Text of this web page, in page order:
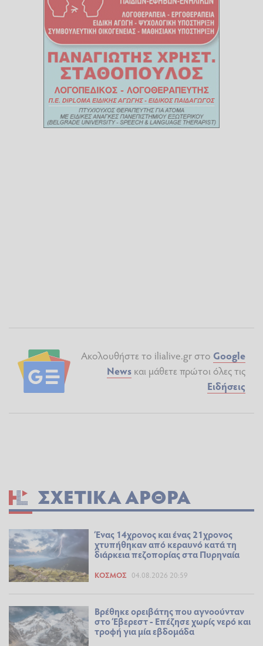
Ακολουθήστε το ilialive.gr στο Google
News και μάθετε πρώτοι όλες τις
Ειδήσεις
ΣΧΕΤΙΚΆ ΆΡΘΡΑ
Ένας 14χρονος και ένας 21χρονος
χτυπήθηκαν από κεραυνό κατά τη
διάρκεια πεζοπορίας στα Πυρηναία
ΚΌΣΜΟΣ 04.08.2026 20:59
Βρέθηκε ορειβάτης που αγνοούνταν
στο Έβερεστ - Επέζησε χωρίς νερό και
τροφή για μία εβδομάδα